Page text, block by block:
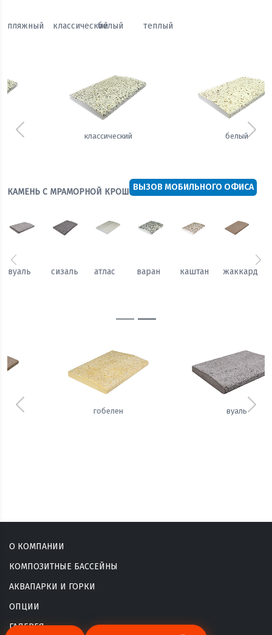
пляжный классическийбелый теплый
Предыдущий
КАМЕНЬ С МРАМОРНОЙ КРОШКОЙ "MARBLE CRUMB"
каштан жаккард гобелен вуаль сизаль атлас
Предыдущий
Предыдущий
О КОМПАНИИ
КОМПОЗИТНЫЕ БАССЕЙНЫ
АКВАПАРКИ И ГОРКИ
ОПЦИИ
ГАЛЕРЕЯ
ВЫЗОВ МОБИЛЬНОГО ОФИСА